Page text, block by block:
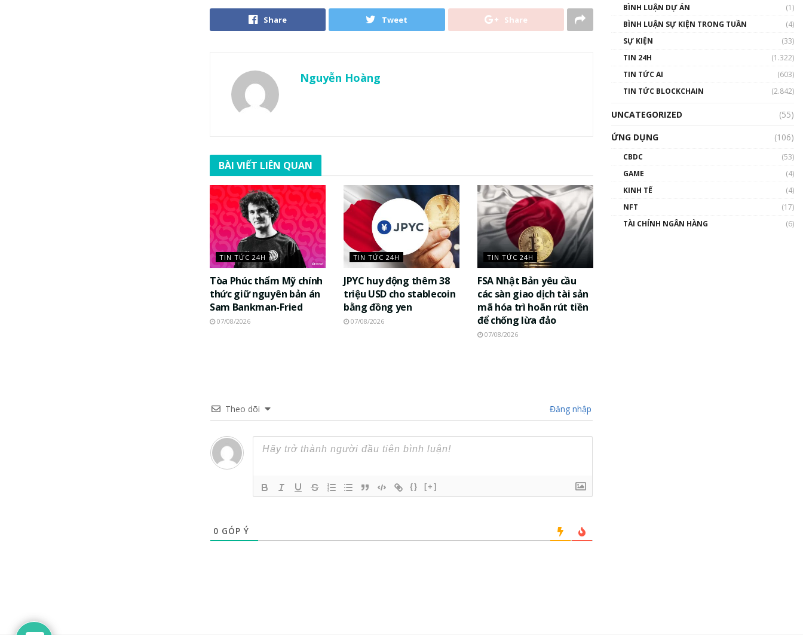
Share Tweet Share
Nguyễn Hoàng
BÀI VIẾT LIÊN QUAN
TIN TỨC 24H
Tòa Phúc thẩm Mỹ chính
thức giữ nguyên bản án
Sam Bankman-Fried
07/08/2026
TIN TỨC 24H
JPYC huy động thêm 38
triệu USD cho stablecoin
bằng đồng yen
07/08/2026
TIN TỨC 24H
FSA Nhật Bản yêu cầu
các sàn giao dịch tài sản
mã hóa trì hoãn rút tiền
để chống lừa đảo
07/08/2026
Theo dõi Đăng nhập
{} [+]
0 GÓP Ý
01:49:30
Talkshow 14: MemeCoin –
BÌNH LUẬN DỰ ÁN
(1)
BÌNH LUẬN SỰ KIỆN TRONG TUẦN
(4)
SỰ KIỆN
(33)
TIN 24H
(1.322)
TIN TỨC AI
(603)
TIN TỨC BLOCKCHAIN
(2.842)
UNCATEGORIZED
(55)
ỨNG DỤNG
(106)
CBDC
(53)
GAME
(4)
KINH TẾ
(4)
NFT
(17)
TÀI CHÍNH NGÂN HÀNG
(6)